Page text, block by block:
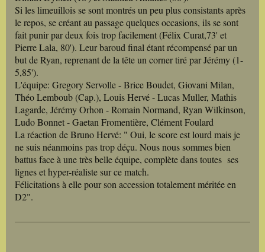
Si les limeuillois se sont montrés un peu plus consistants après
le repos, se créant au passage quelques occasions, ils se sont
fait punir par deux fois trop facilement (Félix Curat,73' et
Pierre Lala, 80'). Leur baroud final étant récompensé par un
but de Ryan, reprenant de la tête un corner tiré par Jérémy (1-
5,85').
L'équipe: Gregory Servolle - Brice Boudet, Giovani Milan,
Théo Lemboub (Cap.), Louis Hervé - Lucas Muller, Mathis
Lagarde, Jérémy Orhon - Romain Normand, Ryan Wilkinson,
Ludo Bonnet - Gaetan Fromentière, Clément Foulard
La réaction de Bruno Hervé: " Oui, le score est lourd mais je
ne suis néanmoins pas trop déçu. Nous nous sommes bien
battus face à une très belle équipe, complète dans toutes ses
lignes et hyper-réaliste sur ce match.
Félicitations à elle pour son accession totalement méritée en
D2".